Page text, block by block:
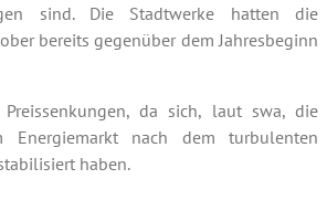
sind. Die Stadtwerke hatten die
bereits gegenüber dem Jahresbeginn
da sich, laut swa, die
Energiemarkt nach dem turbulenten
haben.